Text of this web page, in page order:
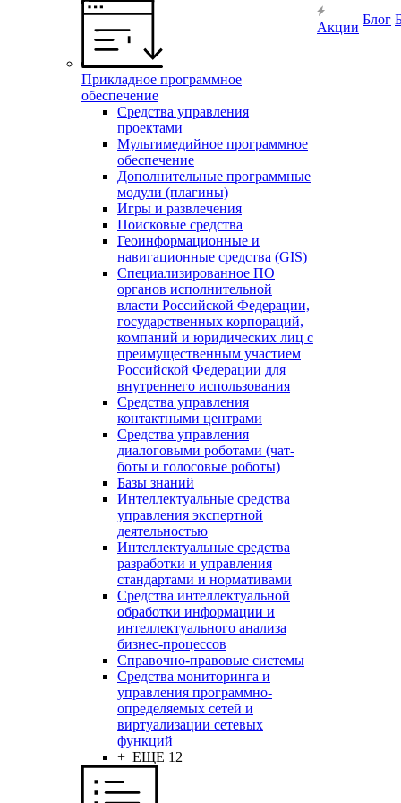
Прикладное программное
обеспечение
Средства управления
проектами
Мультимедийное программное
обеспечение
Дополнительные программные
модули (плагины)
Игры и развлечения
Поисковые средства
Геоинформационные и
навигационные средства (GIS)
Специализированное ПО
органов исполнительной
власти Российской Федерации,
государственных корпораций,
компаний и юридических лиц с
преимущественным участием
Российской Федерации для
внутреннего использования
Средства управления
контактными центрами
Средства управления
диалоговыми роботами (чат-
боты и голосовые роботы)
Базы знаний
Интеллектуальные средства
управления экспертной
деятельностью
Интеллектуальные средства
разработки и управления
стандартами и нормативами
Средства интеллектуальной
обработки информации и
интеллектуального анализа
бизнес-процессов
Справочно-правовые системы
Средства мониторинга и
управления программно-
определяемых сетей и
виртуализации сетевых
функций
+ ЕЩЕ 12
Акции
Блог